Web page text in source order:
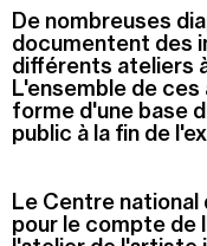
De nombreuses
documentent des
différents ateliers
L'ensemble de ces
forme d'une base
public à la fin de
Le Centre national
pour le compte de